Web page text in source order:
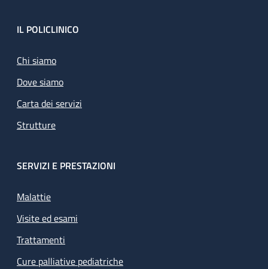
Footer
IL POLICLINICO
Chi siamo
Dove siamo
Carta dei servizi
Strutture
SERVIZI E PRESTAZIONI
Malattie
Visite ed esami
Trattamenti
Cure palliative pediatriche